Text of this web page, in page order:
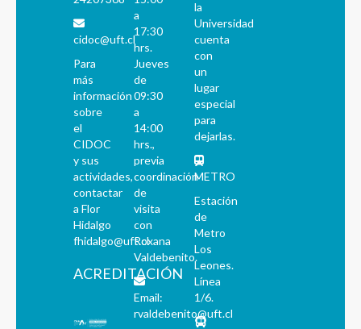
cidoc@uft.cl
Para
más
información
sobre
el
CIDOC
y sus
actividades,
contactar
a Flor
Hidalgo
fhidalgo@uft.cl
ACREDITACIÓN
a
17:30
hrs.
Jueves
de
09:30
a
14:00
hrs.,
previa
coordinación
de
visita
con
Roxana
Valdebenito.
Email:
rvaldebenito@uft.cl
la
Universidad
cuenta
con
un
lugar
especial
para
dejarlas.
METRO
Estación
de
Metro
Los
Leones.
Línea
1/6.